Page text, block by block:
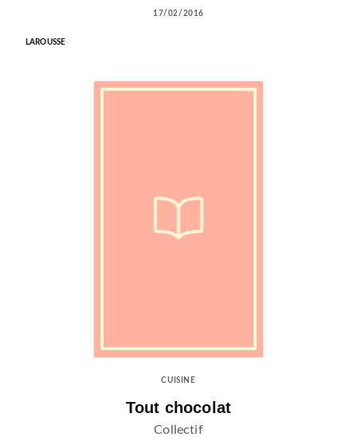
17/02/2016
LAROUSSE
CUISINE
Tout chocolat
Collectif